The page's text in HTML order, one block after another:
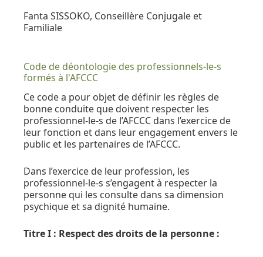
Fanta SISSOKO, Conseillère Conjugale et
Familiale
Code de déontologie des professionnels-le-s
formés à l'AFCCC
Ce code a pour objet de définir les règles de
bonne conduite que doivent respecter les
professionnel-le-s de l’AFCCC dans l’exercice de
leur fonction et dans leur engagement envers le
public et les partenaires de l’AFCCC.
Dans l’exercice de leur profession, les
professionnel-le-s s’engagent à respecter la
personne qui les consulte dans sa dimension
psychique et sa dignité humaine.
Titre I : Respect des droits de la personne :